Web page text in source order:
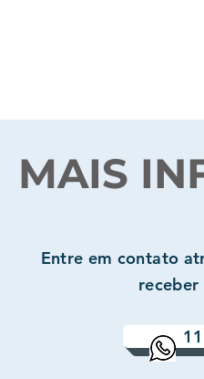
MAIS
Entre em contato